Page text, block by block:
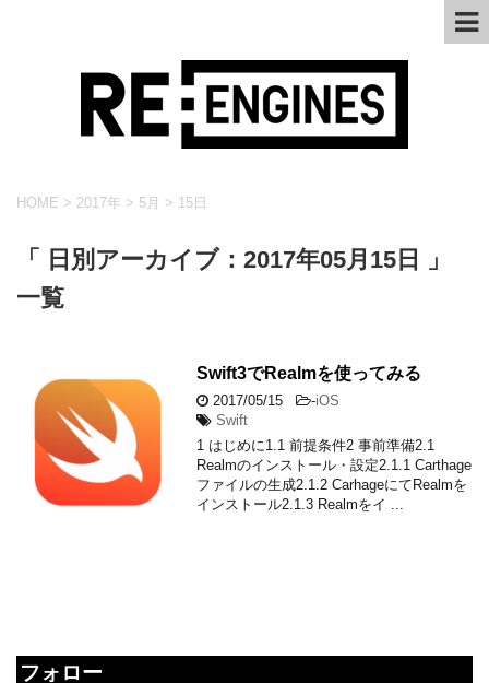
HOME > 2017年 > 5月 > 15日
「 日別アーカイブ：2017年05月15日 」
一覧
Swift3でRealmを使ってみる
2017/05/15 -iOS
Swift
1 はじめに1.1 前提条件2 事前準備2.1
Realmのインストール・設定2.1.1 Carthage
ファイルの生成2.1.2 CarhageにてRealmを
インストール2.1.3 Realmをイ ...
フォロー